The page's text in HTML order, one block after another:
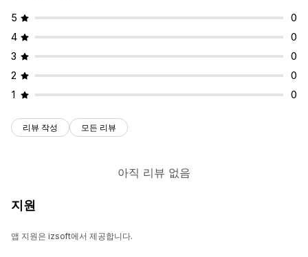
5
0
4
0
3
0
2
0
1
0
리뷰 작성 모든 리뷰
아직 리뷰 없음
지원
앱 지원은 izsoft에서 제공합니다.